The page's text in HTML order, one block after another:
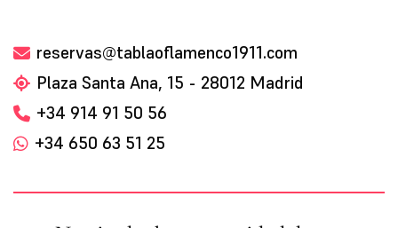
reservas@tablaoflamenco1911.com
Plaza Santa Ana, 15 - 28012 Madrid
+34 914 91 50 56
+34 650 63 51 25